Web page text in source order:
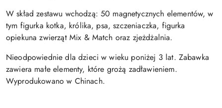
W skład zestawu wchodzą:50 magnetycznych elementów, w
tym figurka kotka, królika, psa, szczeniaczka, figurka
opiekuna zwierząt Mix & Match oraz zjeżdżalnia.
Nieodpowiednie dla dzieci w wieku poniżej 3 lat. Zabawka
zawiera małe elementy, które grożą zadławieniem.
Wyprodukowano w Chinach.